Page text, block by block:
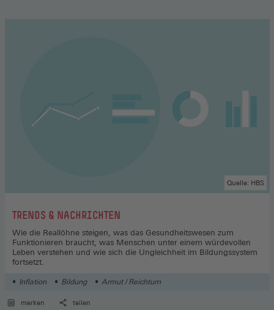
:
TRENDS & NACHRICHTEN
Quelle: HBS
Wie die Reallöhne steigen, was das Gesundheitswesen zum
Funktionieren braucht, was Menschen unter einem würdevollen
Leben verstehen und wie sich die Ungleichheit im Bildungssystem
fortsetzt.
Inflation Bildung Armut / Reichtum
merken teilen